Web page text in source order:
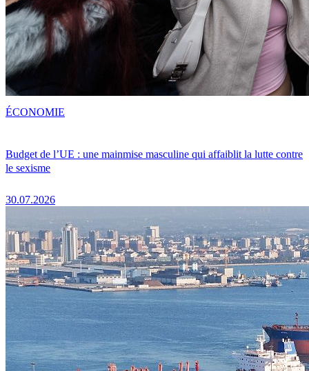
Budget de l’UE : une mainmise masculine qui affaiblit la lutte contre
le sexisme
30.07.2026
ÉCONOMIE